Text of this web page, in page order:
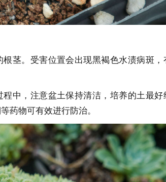
茎。受害位置会出现黑褐色水渍病斑，
程中，注意盆土保持清洁，培养的土最好
药物可有效进行防治。